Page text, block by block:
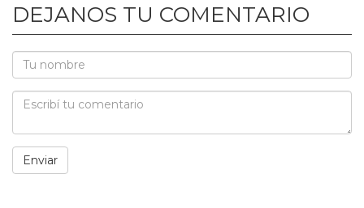
DEJANOS TU COMENTARIO